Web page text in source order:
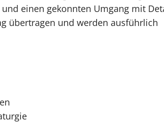
einen gekonnten Umgang mit
übertragen und werden ausführlich